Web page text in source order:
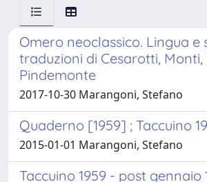
Omero neoclassico. Lingua e
traduzioni di Cesarotti, Monti,
Pindemonte
2017-10-30 Marangoni, Stefano
Quaderno [1959] ; Taccuino
2015-01-01 Marangoni, Stefano
Taccuino 1959 - post gennaio